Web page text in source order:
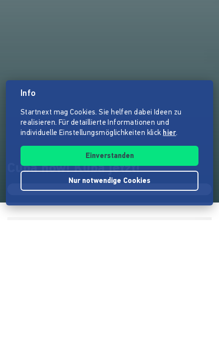
Cuba now! Kuba jetzt!
Info
Startnext mag Cookies. Sie helfen dabei Ideen zu
realisieren. Für detaillierte Informationen und
individuelle Einstellungsmöglichkeiten klick hier.
Einverstanden
Nur notwendige Cookies